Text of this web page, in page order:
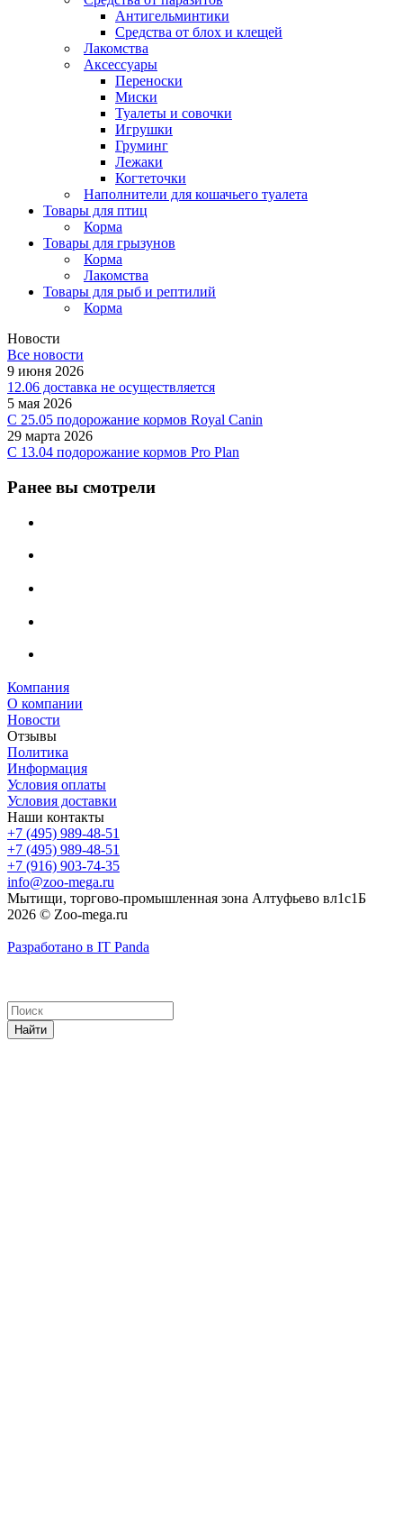
Антигельминтики
Средства от блох и клещей
Лакомства
Аксессуары
Переноски
Миски
Туалеты и совочки
Игрушки
Груминг
Лежаки
Когтеточки
Наполнители для кошачьего туалета
Товары для птиц
Корма
Товары для грызунов
Корма
Лакомства
Товары для рыб и рептилий
Корма
Новости
Все новости
9 июня 2026
12.06 доставка не осуществляется
5 мая 2026
C 25.05 подорожание кормов Royal Canin
29 марта 2026
С 13.04 подорожание кормов Pro Plan
Ранее вы смотрели
Компания
О компании
Новости
Отзывы
Политика
Информация
Условия оплаты
Условия доставки
Наши контакты
+7 (495) 989-48-51
+7 (495) 989-48-51
+7 (916) 903-74-35
info@zoo-mega.ru
Мытищи, торгово-промышленная зона Алтуфьево вл1с1Б
2026 © Zoo-mega.ru
Разработано в IT Panda
Найти